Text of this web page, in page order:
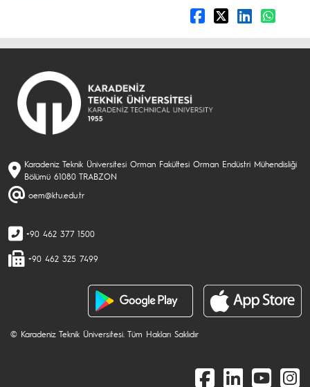
Karadeniz Teknik Üniversitesi Orman Fakültesi Orman Endüstri Mühendisliği
Bölümü 61080 TRABZON
oem@ktu.edu.tr
+90 462 377 1500
+90 462 325 7499
© Karadeniz Teknik Üniversitesi. Tüm Hakları Saklıdır